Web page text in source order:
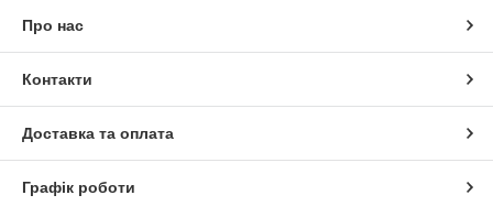
Про нас
Контакти
Доставка та оплата
Графік роботи